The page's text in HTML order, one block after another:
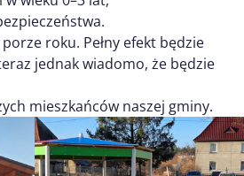
roku. Pełny efekt będzie
jednak wiadomo, że będzie
mieszkańców naszej gminy.